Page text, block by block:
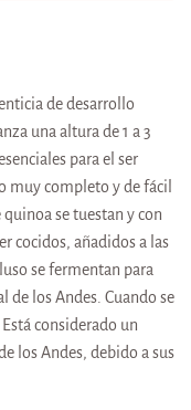
de desarrollo
una altura de 1 a 3
para el ser
muy completo y de fácil
se tuestan y con
cocidos, añadidos a las
se fermentan para
de los Andes. Cuando se
considerado un
los Andes, debido a sus